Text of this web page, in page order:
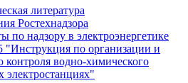
литература
Ростехнадзора
по надзору в электроэнергетике
по организации и
контроля водно-химического